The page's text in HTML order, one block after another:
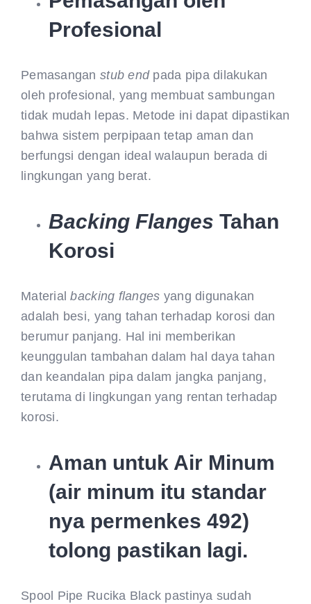
Profesional
Pemasangan stub endpada pipa dilakukan
oleh profesional, yang membuat sambungan
tidak mudah lepas. Metode ini dapat dipastikan
bahwa sistem perpipaan tetap aman dan
berfungsi dengan ideal walaupun berada di
lingkungan yang berat.
Backing Flanges Tahan
Korosi
Materialbacking flanges yang digunakan
adalah besi, yang tahan terhadap korosi dan
berumur panjang. Hal ini memberikan
keunggulan tambahan dalam hal daya tahan
dan keandalan pipa dalam jangka panjang,
terutama di lingkungan yang rentan terhadap
korosi.
Aman untuk Air Minum
(air minum itu standar
nya permenkes 492)
tolong pastikan lagi.
Spool Pipe Rucika Black pastinya sudah